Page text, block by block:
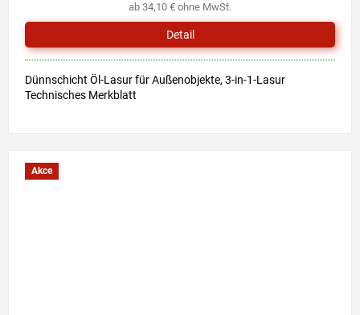
5,0
von
5
Sternen.
ab 34,10 € ohne MwSt.
Detail
Dünnschicht Öl-Lasur für Außenobjekte, 3-in-1-Lasur
Technisches Merkblatt
Akce